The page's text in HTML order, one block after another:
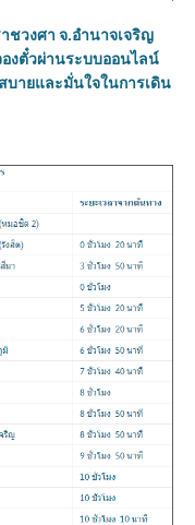
ชวงศา จ.อำนาจเจริญ
งตั๋วผ่านระบบออนไลน์
บายและมั่นใจในการเดิน